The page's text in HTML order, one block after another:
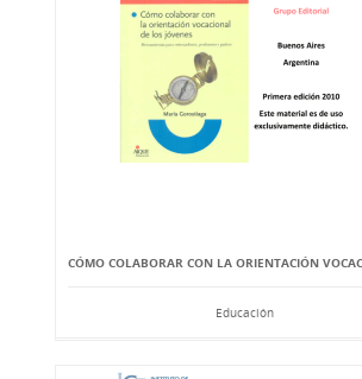
CÓMO COLABORAR CON LA ORIENTACIÓN
Educación